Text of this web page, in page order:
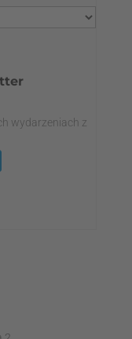
wydarzeniach z